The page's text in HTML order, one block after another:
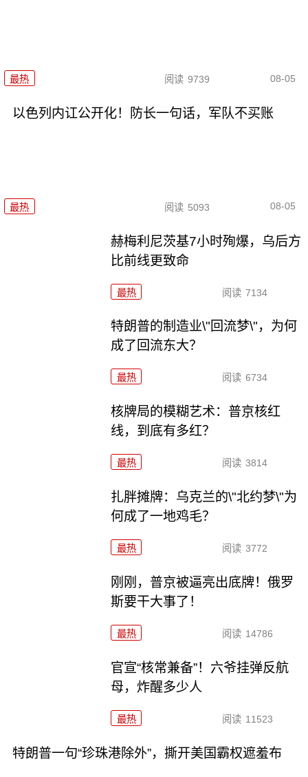
最热 阅读 9739 08-05
以色列内讧公开化！防长一句话，军队不买账
最热 阅读 5093 08-05
赫梅利尼茨基7小时殉爆，乌后方
比前线更致命
最热 阅读 7134
特朗普的制造业\"回流梦\"，为何
成了回流东大？
最热 阅读 6734
核牌局的模糊艺术：普京核红
线，到底有多红？
最热 阅读 3814
扎胖摊牌：乌克兰的\"北约梦\"为
何成了一地鸡毛？
最热 阅读 3772
刚刚，普京被逼亮出底牌！俄罗
斯要干大事了！
最热 阅读 14786
官宣“核常兼备”！六爷挂弹反航
母，炸醒多少人
最热 阅读 11523
特朗普一句“珍珠港除外”，撕开美国霸权遮羞布